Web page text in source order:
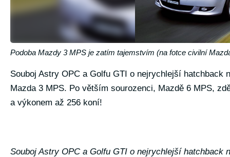
Podoba Mazdy 3 MPS je zatím tajemstvím (na fotce civilní
Souboj Astry OPC a Golfu GTI o nejrychlejší
Mazda 3 MPS. Po větším sourozenci, Mazdě 6 MPS,
a výkonem až 256 koní!
Souboj Astry OPC a Golfu GTI o nejrychlejší